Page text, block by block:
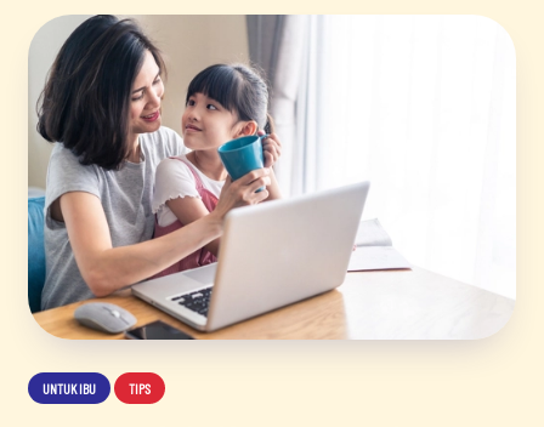
UNTUK IBU TIPS